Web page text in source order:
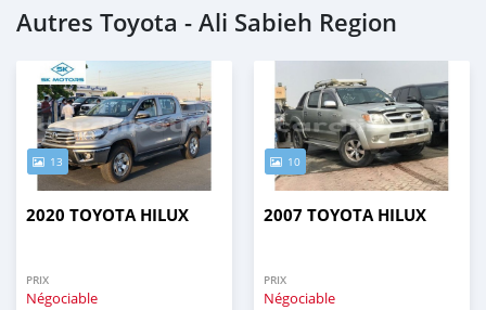
Autres Toyota - Ali Sabieh Region
13
2020 TOYOTA HILUX
PRIX
Négociable
10
2007 TOYOTA HILUX
PRIX
Négociable